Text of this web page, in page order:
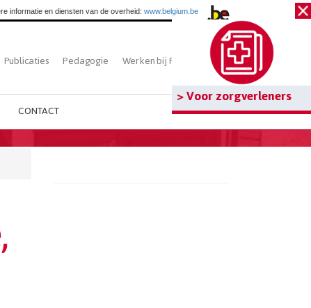
> Voor zorgverleners
informatie en diensten van de overheid: www.belgium.be
Publicaties Pedagogie Werken bij Fedasil Zoeken
CONTACT